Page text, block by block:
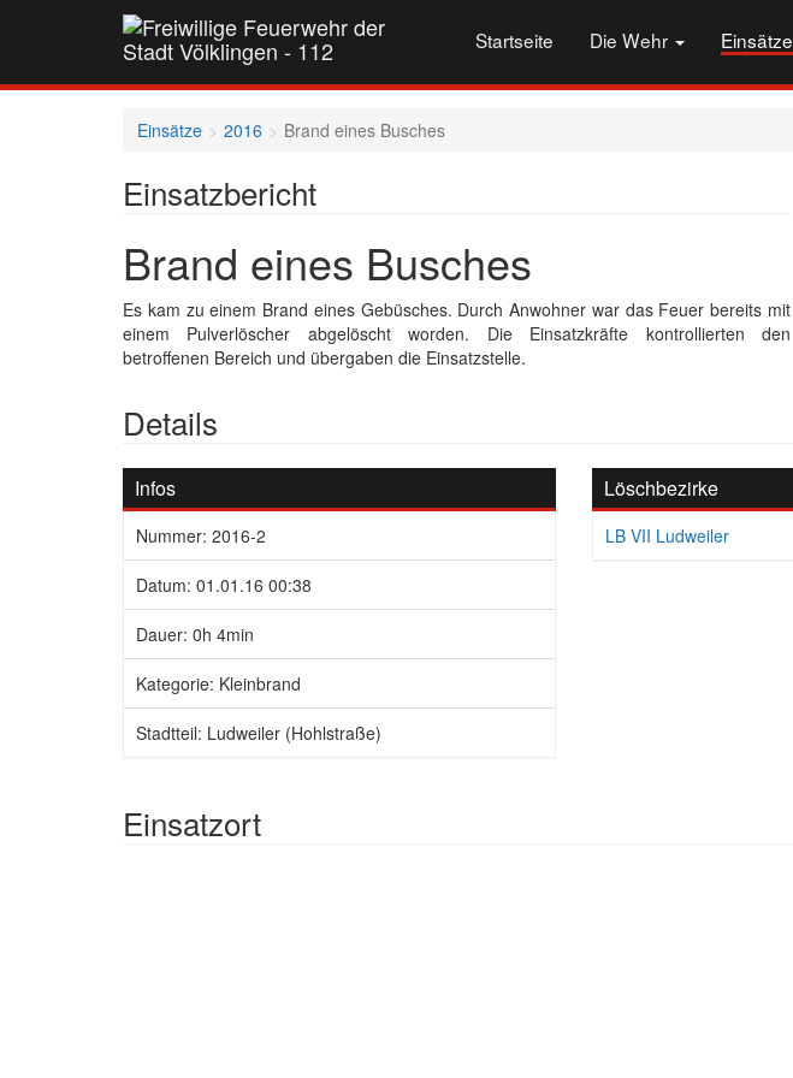
Startseite Die Wehr Einsätze
Einsätze 2016 Brand eines Busches
Einsatzbericht
Brand eines Busches
Es kam zu einem Brand eines Gebüsches. Durch Anwohner war das Feuer bereits mit
einem Pulverlöscher abgelöscht worden. Die Einsatzkräfte kontrollierten den
betroffenen Bereich und übergaben die Einsatzstelle.
Details
Infos
Nummer: 2016-2
Datum: 01.01.16 00:38
Dauer: 0h 4min
Kategorie: Kleinbrand
Stadtteil: Ludweiler (Hohlstraße)
Löschbezirke
LB VII Ludweiler
Einsatzort